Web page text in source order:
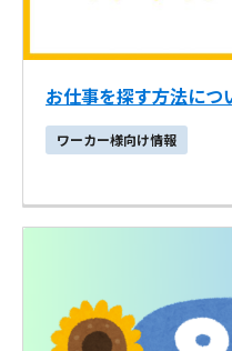
お仕事を探す方法につ
ワーカー様向け情報